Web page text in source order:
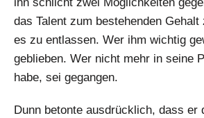
ihn schlicht zwei Möglichkeiten
das Talent zum bestehenden Gehalt
es zu entlassen. Wer ihm wichtig
geblieben. Wer nicht mehr in seine
habe, sei gegangen.
Dunn betonte ausdrücklich, dass er